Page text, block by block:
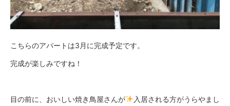
こちらのアパートは3月に完成予定です。
完成が楽しみですね！
目の前に、おいしい焼き鳥屋さんが
入居される方がうらやまし